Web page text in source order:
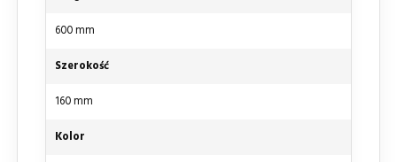
600 mm
Szerokość
160 mm
Kolor